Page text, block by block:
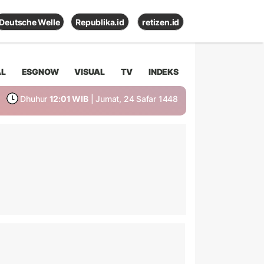
Deutsche Welle Republika.id retizen.id
ESGNOW VISUAL TV INDEKS
Dhuhur 12:01 WIB | Jumat, 24 Safar 1448